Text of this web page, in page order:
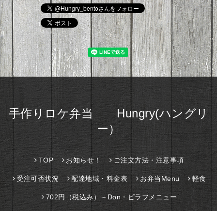
手作りロケ弁当 Hungry(ハングリ
ー）
TOP お知らせ！ ご注文方法・注意事項
受注可否状況 配達地域・料金表 お弁当Menu 軽食
702円（税込み）～Don・ピラフメニュー